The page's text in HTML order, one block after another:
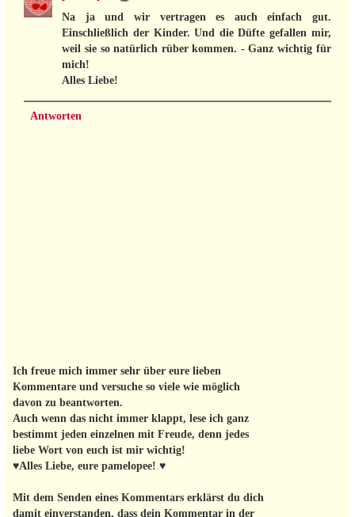
Na ja und wir vertragen es auch einfach gut.
Einschließlich der Kinder. Und die Düfte gefallen mir,
weil sie so natürlich rüber kommen. - Ganz wichtig für
mich!
Alles Liebe!
Antworten
Ich freue mich immer sehr über eure lieben
Kommentare und versuche so viele wie möglich
davon zu beantworten.
Auch wenn das nicht immer klappt, lese ich ganz
bestimmt jeden einzelnen mit Freude, denn jedes
liebe Wort von euch ist mir wichtig!
♥Alles Liebe, eure pamelopee! ♥
Mit dem Senden eines Kommentars erklärst du dich
damit einverstanden, dass dein Kommentar in der